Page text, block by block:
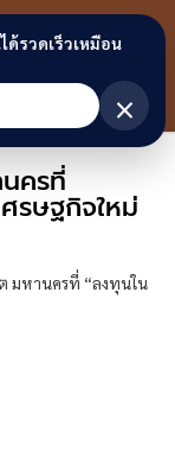
ครที่
รษฐกิจใหม่
มหานครที่ “ลงทุนใน
ด้รวดเร็วเหมือน
×